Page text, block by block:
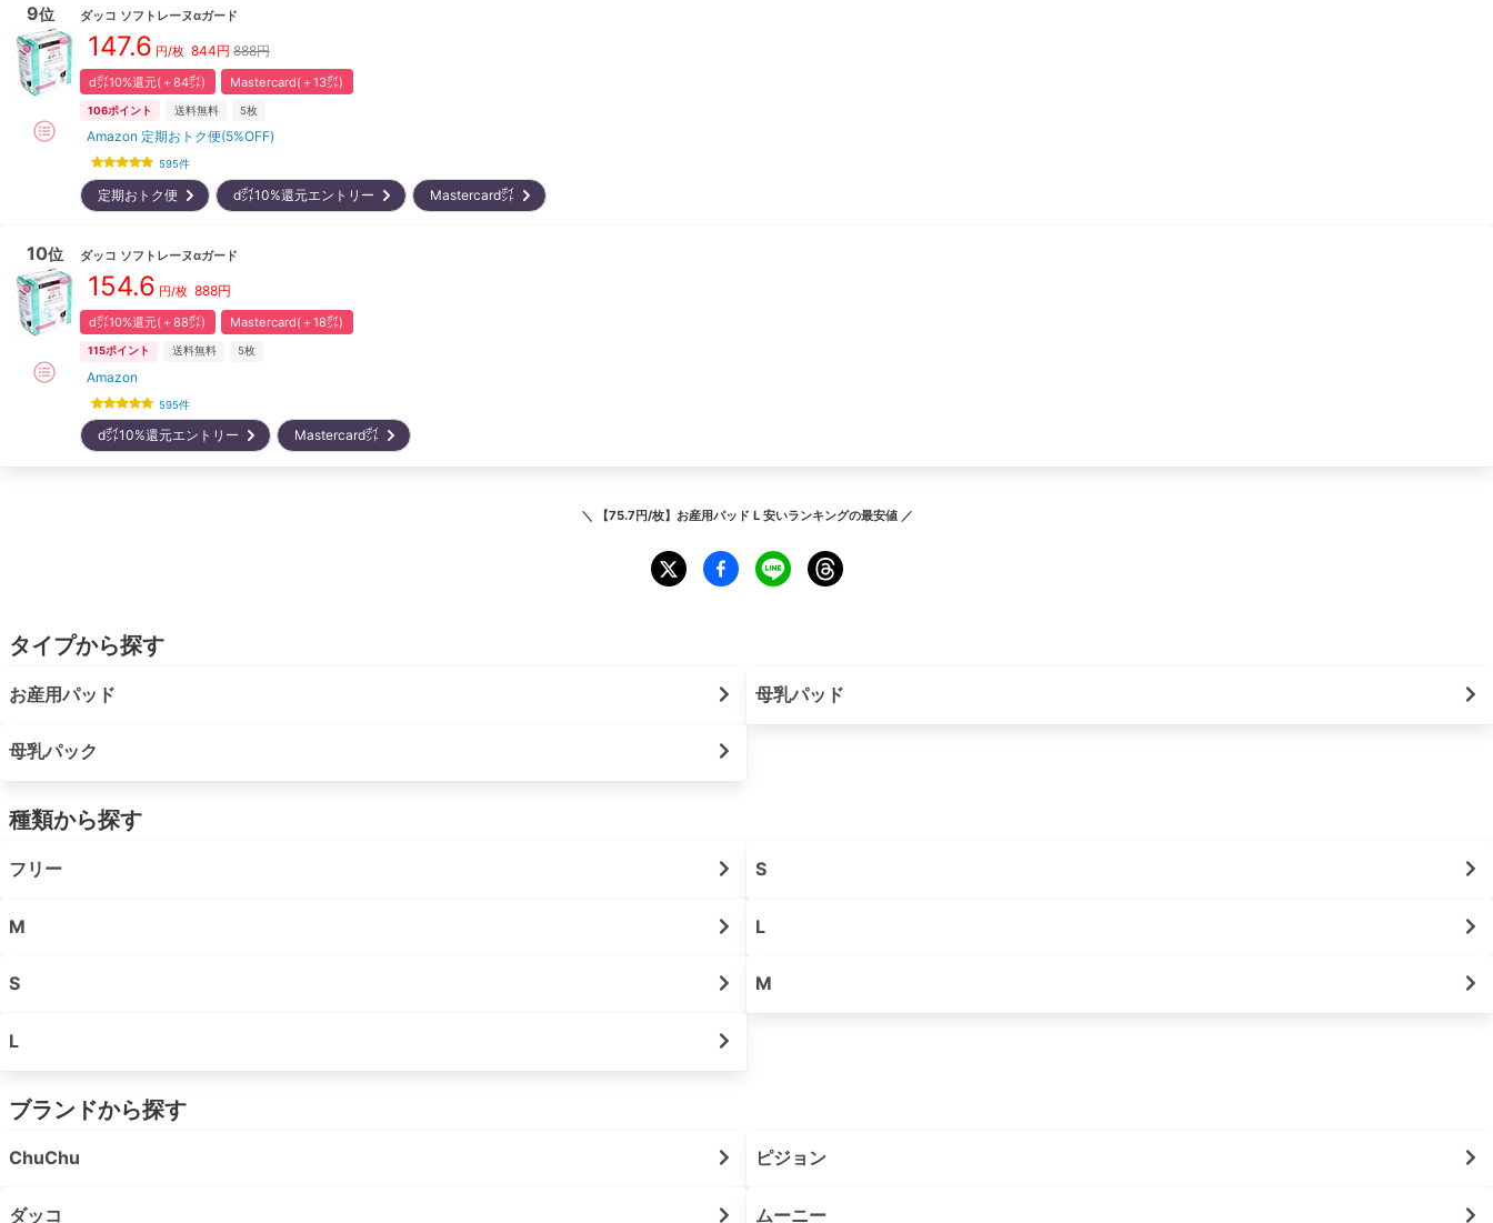
9位 ダッコ ソフトレーヌαガード
147.6 円/枚 844円 888円
d㌽10%還元(＋84㌽) Mastercard(＋13㌽)
106ポイント 送料無料 5枚
Amazon 定期おトク便(5%OFF)
595件
定期おトク便 d㌽10%還元エントリー Mastercard㌽
10位 ダッコ ソフトレーヌαガード
154.6 円/枚 888円
d㌽10%還元(＋88㌽) Mastercard(＋18㌽)
115ポイント 送料無料 5枚
Amazon
595件
d㌽10%還元エントリー Mastercard㌽
＼ 【75.7円/枚】お産用パッド L 安いランキングの最安値 ／
タイプから探す
お産用パッド 母乳パッド
母乳パック
種類から探す
フリー S
M L
S M
L
ブランドから探す
ChuChu ピジョン
ダッコ ムーニー